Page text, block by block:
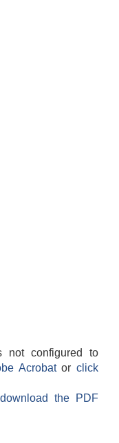
not configured to
Acrobatorclick
the PDF